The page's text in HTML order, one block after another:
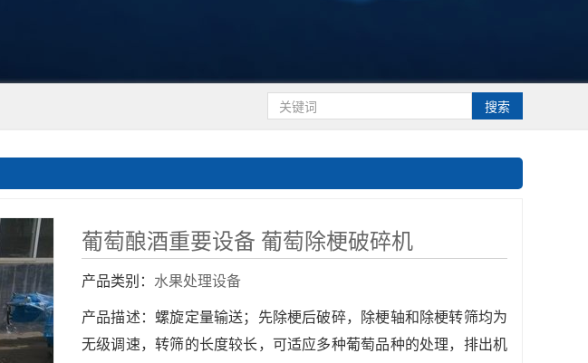
葡萄酿酒重要设备 葡萄除梗破碎机
产品类别： 水果处理设备
产品描述： 螺旋定量输送；先除梗后破碎，除梗轴和除梗转筛均为
无级调速，转筛的长度较长，可适应多种葡萄品种的处理，排出机